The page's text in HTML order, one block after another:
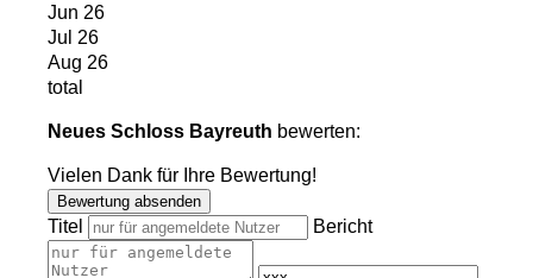
Jun 26
Jul 26
Aug 26
total
Neues Schloss Bayreuth bewerten:
Vielen Dank für Ihre Bewertung!
Bewertung absenden
Titel Bericht